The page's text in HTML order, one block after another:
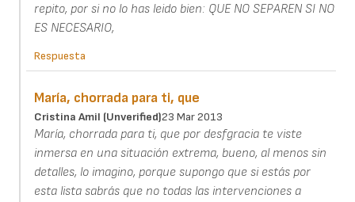
repito, por si no lo has leido bien: QUE NO SEPAREN SI NO
ES NECESARIO,
Respuesta
María, chorrada para ti, que
Cristina Amil (unverified)23 Mar 2013
María, chorrada para ti, que por desfgracia te viste
inmersa en una situación extrema, bueno, al menos sin
detalles, lo imagino, porque supongo que si estás por
esta lista sabrás que no todas las intervenciones a